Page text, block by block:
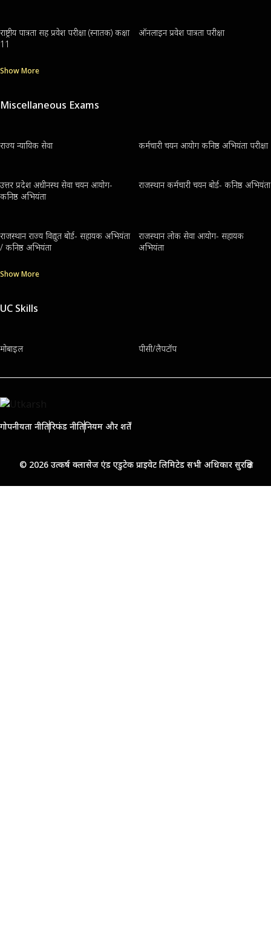
राष्ट्रीय पात्रता सह प्रवेश परीक्षा (स्नातक) कक्षा
11
ऑनलाइन प्रवेश पात्रता परीक्षा
Show More
Miscellaneous Exams
राज्य न्यायिक सेवा कर्मचारी चयन आयोग कनिष्ठ अभियंता परीक्षा
उत्तर प्रदेश अधीनस्थ सेवा चयन आयोग-
कनिष्ठ अभियंता
राजस्थान कर्मचारी चयन बोर्ड- कनिष्ठ अभियंता
राजस्थान राज्य विद्युत बोर्ड- सहायक अभियंता
/ कनिष्ठ अभियंता
राजस्थान लोक सेवा आयोग- सहायक
अभियंता
Show More
UC Skills
मोबाइल पीसी/लैपटॉप
गोपनीयता नीतिरिफंड नीतिनियम और शर्तें
© 2026 उत्कर्ष क्लासेज एंड एडुटेक प्राइवेट लिमिटेड सभी अधिकार सुरक्षित